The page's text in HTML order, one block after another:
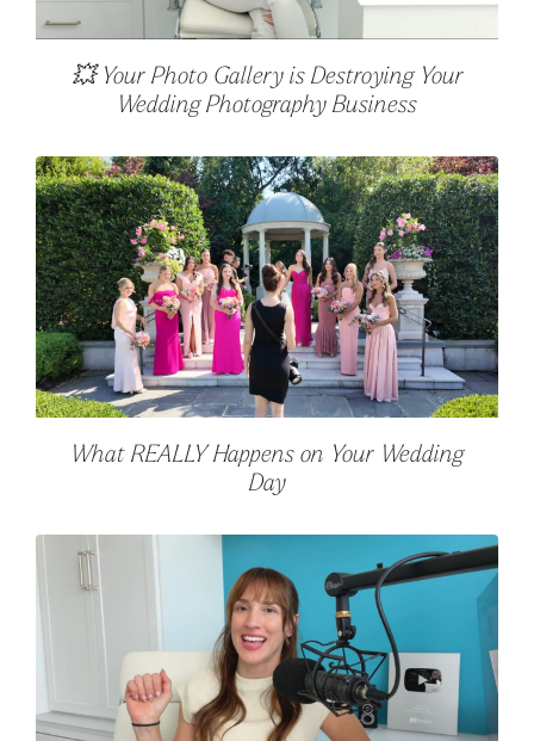
💥 Your Photo Gallery is Destroying Your
Wedding Photography Business
What REALLY Happens on Your Wedding
Day